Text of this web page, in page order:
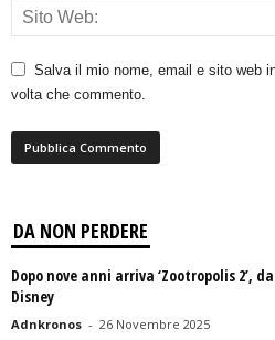
Salva il mio nome, email e sito web
volta che commento.
DA NON PERDERE
Dopo nove anni arriva ‘Zootropolis 2’,
Disney
Adnkronos - 26 Novembre 2025